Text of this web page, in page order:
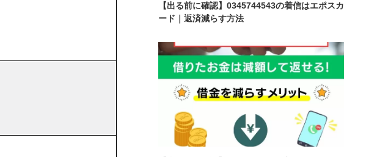
【出る前に確認】0345744543の着信はエポスカ
ード｜返済減らす方法